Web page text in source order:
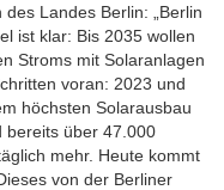
des Landes Berlin: „Berlin
ist klar: Bis 2035 wollen
Stroms mit Solaranlagen
voran: 2023 und
höchsten Solarausbau
bereits über 47.000
mehr. Heute kommt
von der Berliner